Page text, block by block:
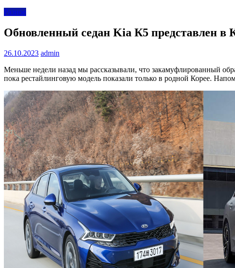
Разное
Обновленный седан Kia К5 представлен в
26.10.2023 admin
Меньше недели назад мы рассказывали, что закамуфлированный
пока рестайлинговую модель показали только в родной Корее.